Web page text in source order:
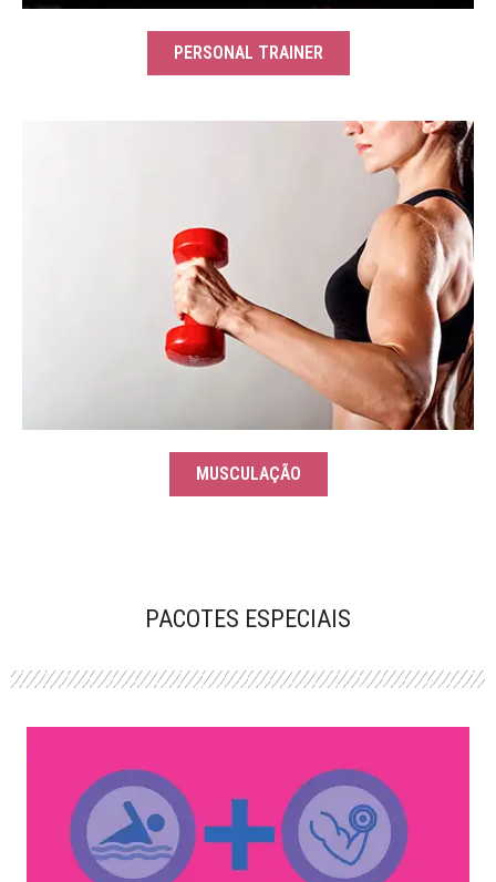
PERSONAL TRAINER
MUSCULAÇÃO
PACOTES ESPECIAIS